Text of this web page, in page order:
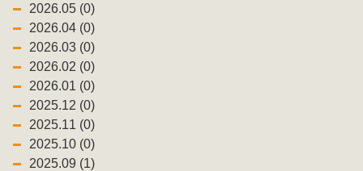
2026.05 (0)
2026.04 (0)
2026.03 (0)
2026.02 (0)
2026.01 (0)
2025.12 (0)
2025.11 (0)
2025.10 (0)
2025.09 (1)